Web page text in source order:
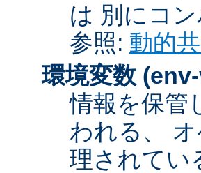
は 別にコ
参照: 動的
環境変数
情報を保管
われる、
理されてい